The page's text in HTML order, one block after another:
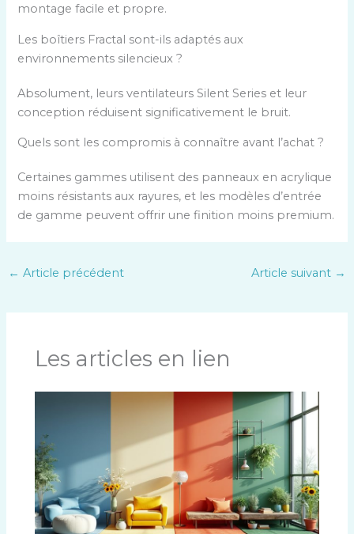
montage facile et propre.
Les boîtiers Fractal sont-ils adaptés aux
environnements silencieux ?
Absolument, leurs ventilateurs Silent Series et leur
conception réduisent significativement le bruit.
Quels sont les compromis à connaître avant l’achat ?
Certaines gammes utilisent des panneaux en acrylique
moins résistants aux rayures, et les modèles d’entrée
de gamme peuvent offrir une finition moins premium.
← Article précédent Article suivant →
Les articles en lien